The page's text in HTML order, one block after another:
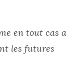
en tout cas a
les futures